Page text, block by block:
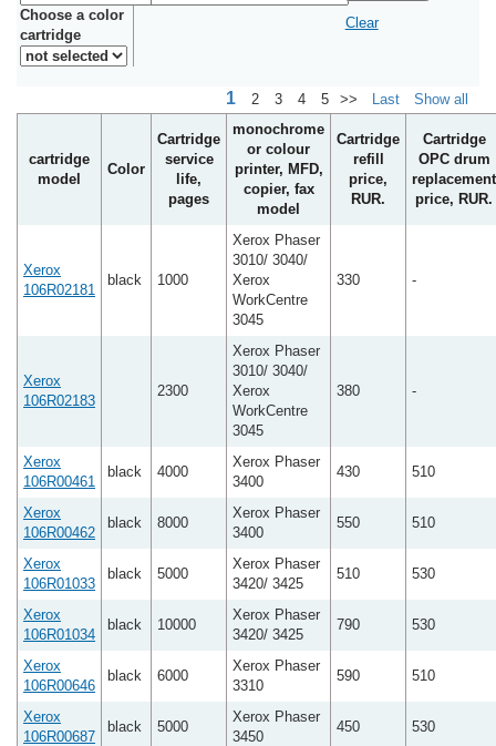
Choose a color
cartridge
Clear
1 2 3 4 5 >> Last Show all
cartridge
model
Color
Cartridge
service
life,
pages
monochrome
or colour
printer, MFD,
copier, fax
model
Cartridge
refill
price,
RUR.
Cartridge
OPC drum
replacement
price, RUR.
Xerox
106R02181
black 1000
Xerox Phaser
3010/ 3040/
Xerox
WorkCentre
3045
330 -
Xerox
106R02183
2300
Xerox Phaser
3010/ 3040/
Xerox
WorkCentre
3045
380 -
Xerox
106R00461
black 4000
Xerox Phaser
3400
430 510
Xerox
106R00462
black 8000
Xerox Phaser
3400
550 510
Xerox
106R01033
black 5000
Xerox Phaser
3420/ 3425
510 530
Xerox
106R01034
black 10000
Xerox Phaser
3420/ 3425
790 530
Xerox
106R00646
black 6000
Xerox Phaser
3310
590 510
Xerox
106R00687
black 5000
Xerox Phaser
3450
450 530